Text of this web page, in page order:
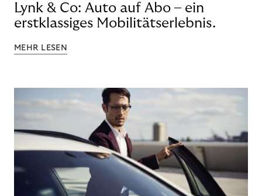
Lynk & Co: Auto auf Abo – ein
erstklassiges Mobilitätserlebnis.
MEHR LESEN